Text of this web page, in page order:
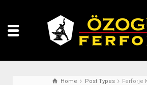
Home Post Types Ferforje